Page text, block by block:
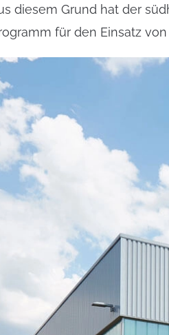
diesem Grund hat der
für den Einsatz von